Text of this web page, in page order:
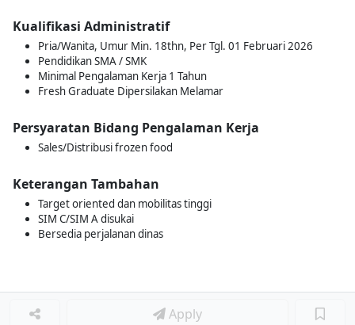
Kualifikasi Administratif
Pria/Wanita, Umur Min. 18thn, Per Tgl. 01 Februari 2026
Pendidikan SMA / SMK
Minimal Pengalaman Kerja 1 Tahun
Fresh Graduate Dipersilakan Melamar
Persyaratan Bidang Pengalaman Kerja
Sales/Distribusi frozen food
Keterangan Tambahan
Target oriented dan mobilitas tinggi
SIM C/SIM A disukai
Bersedia perjalanan dinas
Apply